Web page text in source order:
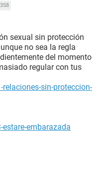
sexual sin protección
no sea la regla
del momento
regular con tus
sin-proteccion-
embarazada